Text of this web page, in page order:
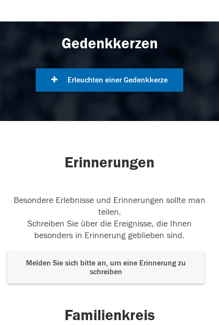
Gedenkkerzen
Erleuchten einer Gedenkkerze
Erinnerungen
Besondere Erlebnisse und Erinnerungen sollte man
teilen.
Schreiben Sie über die Ereignisse, die Ihnen
besonders in Erinnerung geblieben sind.
Melden Sie sich bitte an, um eine Erinnerung zu
schreiben
Familienkreis